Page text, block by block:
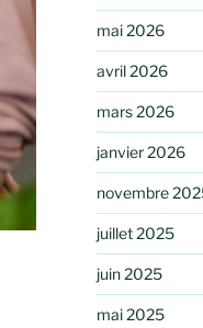
mai 2026
avril 2026
mars 2026
janvier 2026
novembre
juillet 2025
juin 2025
mai 2025